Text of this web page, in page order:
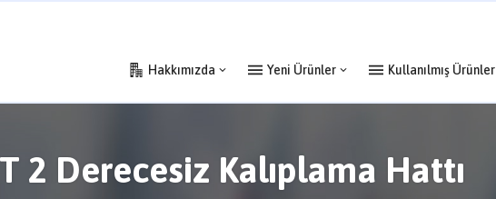
Hakkımızda Yeni Ürünler Kullanılmış Ürünler
2 Derecesiz Kalıplama Hattı